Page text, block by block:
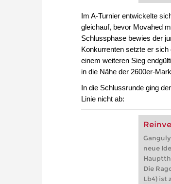
Im A-Turnier entwickelte
gleichauf, bevor Movahed
Schlussphase bewies der
Konkurrenten setzte er
einem weiteren Sieg
in die Nähe der 2600er-
In die Schlussrunde ging
Linie nicht ab:
neue
Die
Lb4) ist